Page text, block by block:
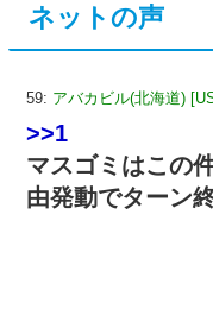
ネットの声
59: アバカビル(北海道)
>>1
マスゴミはこの
由発動でターン